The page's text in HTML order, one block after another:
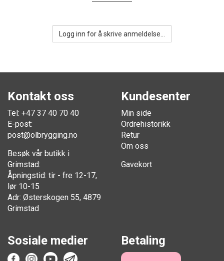
Logg inn for å skrive anmeldelse...
Kontakt oss
Tel: +47 37 40 70 40
E-post:
post@olbrygging.no
Besøk vår butikk i
Grimstad:
Åpningstid: tir - fre 12-17,
lør 10-15
Adr: Østerskogen 55, 4879
Grimstad
Kundesenter
Min side
Ordrehistorikk
Retur
Om oss
Gavekort
Sosiale medier Betaling